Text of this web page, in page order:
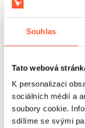
Souhlas
Tato webová
K personalizaci
sociálních médií a
soubory cookie.
sdílíme se svými
zapojení animátora.
organizátorů